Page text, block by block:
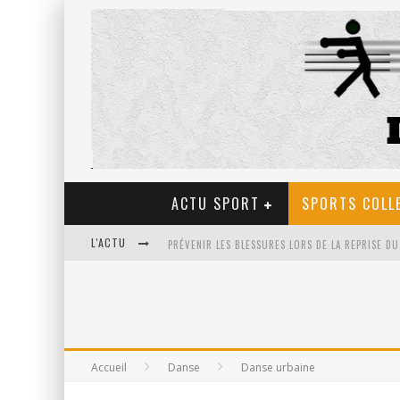
ACTU SPORT SPORTS
L'ACTU
Accueil Danse Danse urbaine